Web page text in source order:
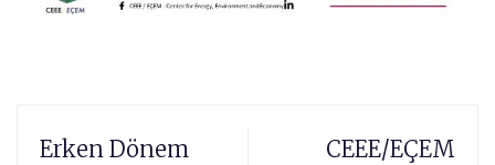
Erken Dönem
CEEE/EÇEM